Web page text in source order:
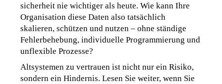
sicherheit nie wichtiger als heute. Wie kann Ihre
Organisation diese Daten also tatsächlich
skalieren, schützen und nutzen – ohne ständige
Fehlerbehebung, individuelle Programmierung und
unflexible Prozesse?
Altsystemen zu vertrauen ist nicht nur ein Risiko,
sondern ein Hindernis. Lesen Sie weiter, wenn Sie